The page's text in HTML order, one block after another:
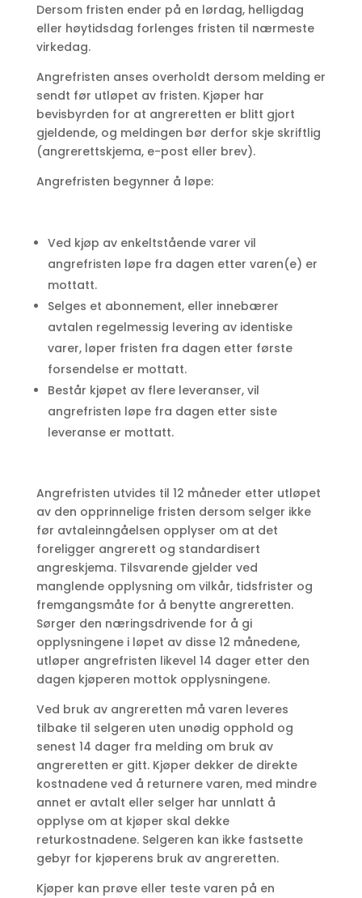
Dersom fristen ender på en lørdag, helligdag
eller høytidsdag forlenges fristen til nærmeste
virkedag.
Angrefristen anses overholdt dersom melding er
sendt før utløpet av fristen. Kjøper har
bevisbyrden for at angreretten er blitt gjort
gjeldende, og meldingen bør derfor skje skriftlig
(angrerettskjema, e-post eller brev).
Angrefristen begynner å løpe:
Ved kjøp av enkeltstående varer vil
angrefristen løpe fra dagen etter varen(e) er
mottatt.
Selges et abonnement, eller innebærer
avtalen regelmessig levering av identiske
varer, løper fristen fra dagen etter første
forsendelse er mottatt.
Består kjøpet av flere leveranser, vil
angrefristen løpe fra dagen etter siste
leveranse er mottatt.
Angrefristen utvides til 12 måneder etter utløpet
av den opprinnelige fristen dersom selger ikke
før avtaleinngåelsen opplyser om at det
foreligger angrerett og standardisert
angreskjema. Tilsvarende gjelder ved
manglende opplysning om vilkår, tidsfrister og
fremgangsmåte for å benytte angreretten.
Sørger den næringsdrivende for å gi
opplysningene i løpet av disse 12 månedene,
utløper angrefristen likevel 14 dager etter den
dagen kjøperen mottok opplysningene.
Ved bruk av angreretten må varen leveres
tilbake til selgeren uten unødig opphold og
senest 14 dager fra melding om bruk av
angreretten er gitt. Kjøper dekker de direkte
kostnadene ved å returnere varen, med mindre
annet er avtalt eller selger har unnlatt å
opplyse om at kjøper skal dekke
returkostnadene. Selgeren kan ikke fastsette
gebyr for kjøperens bruk av angreretten.
Kjøper kan prøve eller teste varen på en